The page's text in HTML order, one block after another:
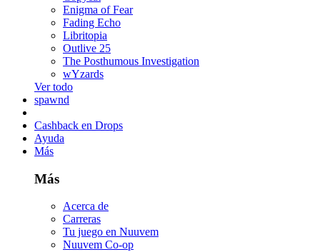
Enigma of Fear
Fading Echo
Libritopia
Outlive 25
The Posthumous Investigation
wYzards
Ver todo
spawnd
Cashback en Drops
Ayuda
Más
Más
Acerca de
Carreras
Tu juego en Nuuvem
Nuuvem Co-op